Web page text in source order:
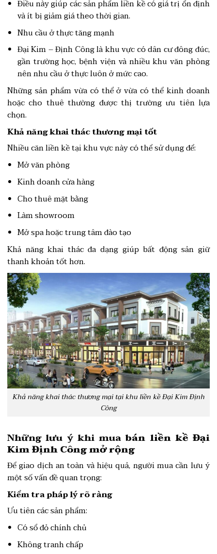
Điều này giúp các sản phẩm liền kề có giá trị ổn định
và ít bị giảm giá theo thời gian.
Nhu cầu ở thực tăng mạnh
Đại Kim – Định Công là khu vực có dân cư đông đúc,
gần trường học, bệnh viện và nhiều khu văn phòng
nên nhu cầu ở thực luôn ở mức cao.
Những sản phẩm vừa có thể ở vừa có thể kinh doanh
hoặc cho thuê thường được thị trường ưu tiên lựa
chọn.
Khả năng khai thác thương mại tốt
Nhiều căn liền kề tại khu vực này có thể sử dụng để:
Mở văn phòng
Kinh doanh cửa hàng
Cho thuê mặt bằng
Làm showroom
Mở spa hoặc trung tâm đào tạo
Khả năng khai thác đa dạng giúp bất động sản giữ
thanh khoản tốt hơn.
Khả năng khai thác thương mại tại khu liền kề Đại Kim Định
Công
Những lưu ý khi muabán liền kề Đại
Kim Định Công mở rộng
Để giao dịch an toàn và hiệu quả, người mua cần lưu ý
một số vấn đề quan trọng:
Kiểm tra pháp lý rõ ràng
Ưu tiên các sản phẩm:
Có sổ đỏ chính chủ
Không tranh chấp